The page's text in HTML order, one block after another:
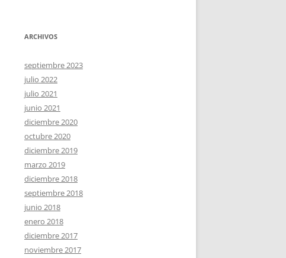
ARCHIVOS
septiembre 2023
julio 2022
julio 2021
junio 2021
diciembre 2020
octubre 2020
diciembre 2019
marzo 2019
diciembre 2018
septiembre 2018
junio 2018
enero 2018
diciembre 2017
noviembre 2017